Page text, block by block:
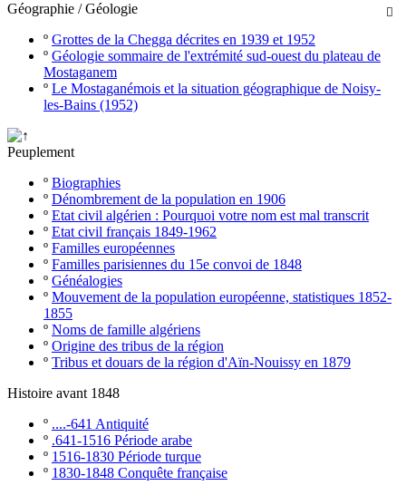

Géographie / Géologie
º Grottes de la Chegga décrites en 1939 et 1952
º Géologie sommaire de l'extrémité sud-ouest du plateau de
Mostaganem
º Le Mostaganémois et la situation géographique de Noisy-
les-Bains (1952)
Peuplement
º Biographies
º Dénombrement de la population en 1906
º Etat civil algérien : Pourquoi votre nom est mal transcrit
º Etat civil français 1849-1962
º Familles européennes
º Familles parisiennes du 15e convoi de 1848
º Généalogies
º Mouvement de la population européenne, statistiques 1852-
1855
º Noms de famille algériens
º Origine des tribus de la région
º Tribus et douars de la région d'Aïn-Nouissy en 1879
Histoire avant 1848
º ....-641 Antiquité
º .641-1516 Période arabe
º 1516-1830 Période turque
º 1830-1848 Conquête française